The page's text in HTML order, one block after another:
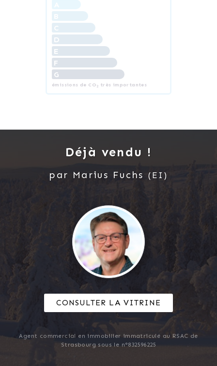
B
C
D
E
F
G
émissions de CO 2 très importantes
Déjà vendu !
par Marius Fuchs (EI)
CONSULTER LA VITRINE
Agent commercial en immobilier immatriculé au RSAC de
Strasbourg sous le n°832596225